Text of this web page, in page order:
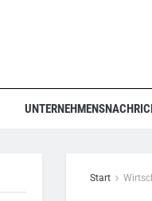
Start